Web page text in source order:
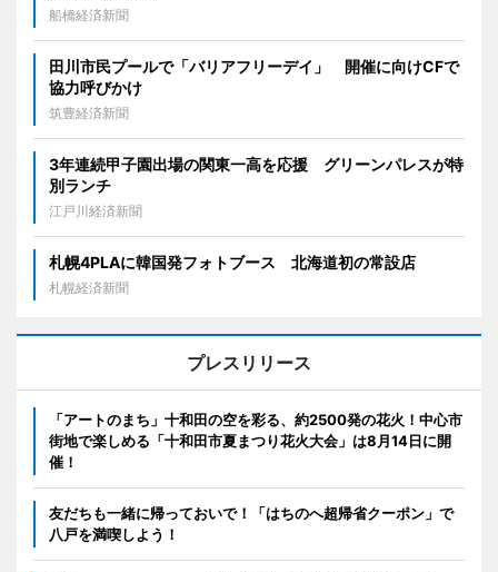
船橋経済新聞
田川市民プールで「バリアフリーデイ」 開催に向けCFで
協力呼びかけ
筑豊経済新聞
3年連続甲子園出場の関東一高を応援 グリーンパレスが特
別ランチ
江戸川経済新聞
札幌4PLAに韓国発フォトブース 北海道初の常設店
札幌経済新聞
プレスリリース
「アートのまち」十和田の空を彩る、約2500発の花火！中心市
街地で楽しめる「十和田市夏まつり花火大会」は8月14日に開
催！
友だちも一緒に帰っておいで！「はちのへ超帰省クーポン」で
八戸を満喫しよう！